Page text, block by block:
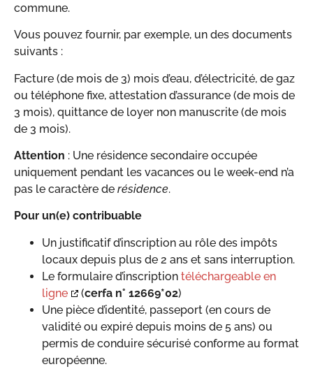
commune.
Vous pouvez fournir, par exemple, un des documents
suivants :
Facture (de mois de 3) mois d’eau, d’électricité, de gaz
ou téléphone fixe, attestation d’assurance (de mois de
3 mois), quittance de loyer non manuscrite (de mois
de 3 mois).
Attention : Une résidence secondaire occupée
uniquement pendant les vacances ou le week-end n’a
pas le caractère de résidence.
Pour un(e) contribuable
Un justificatif d’inscription au rôle des impôts
locaux depuis plus de 2 ans et sans interruption.
Le formulaire d’inscription téléchargeable en
ligne
(cerfa n° 12669*02)
Une pièce d’identité, passeport (en cours de
validité ou expiré depuis moins de 5 ans) ou
permis de conduire sécurisé conforme au format
européenne.